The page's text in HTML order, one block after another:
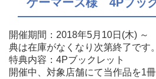
開催期間：2018年5月10日(木)
典は在庫がなくなり次第終了です。
特典内容：4Pブックレット
開催中、対象店舗にて当作品を1